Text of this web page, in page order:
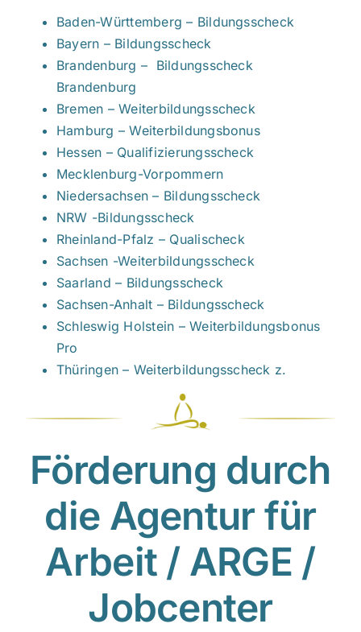
Baden-Württemberg – Bildungsscheck
Bayern – Bildungsscheck
Brandenburg – Bildungsscheck
Brandenburg
Bremen – Weiterbildungsscheck
Hamburg – Weiterbildungsbonus
Hessen – Qualifizierungsscheck
Mecklenburg-Vorpommern
Niedersachsen – Bildungsscheck
NRW -Bildungsscheck
Rheinland-Pfalz – Qualischeck
Sachsen -Weiterbildungsscheck
Saarland – Bildungsscheck
Sachsen-Anhalt – Bildungsscheck
Schleswig Holstein – Weiterbildungsbonus
Pro
Thüringen – Weiterbildungsscheck z.
Förderung durch
die Agentur für
Arbeit / ARGE /
Jobcenter